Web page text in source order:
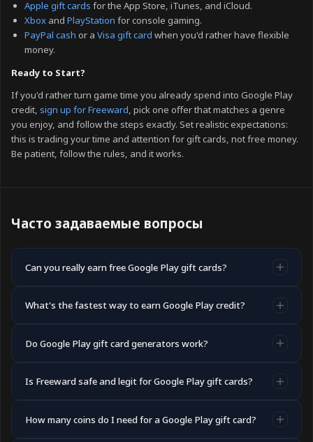
Apple gift cards for the App Store, iTunes, and iCloud.
Xboxand PlayStation for console gaming.
PayPal cash or a Visa gift card when you'd rather have flexible
money.
Ready to Start?
If you'd rather turn game time you already spend into Google Play
credit, sign up for Freeward, pick one offer that matches a genre
you enjoy, and follow the steps exactly. Set realistic expectations:
this is trading your time and attention for gift cards, not free money.
Be patient, follow the rules, and it works.
Часто задаваемые вопросы
Can you really earn free Google Play gift cards?
earn Play credit from Google Opinion Rewards or by
generate free codes, since every "generator" is a scam.
What's the fastest way to earn Google Play credit?
you to a cashout quickest for most people. Google Opinion
Do Google Play gift card generators work?
verification loops. Gift cards hold real value, so no company
Is Freeward safe and legit for Google Play gift cards?
pay for completed tasks, and it shares that revenue with you
How many coins do I need for a Google Play gift card?